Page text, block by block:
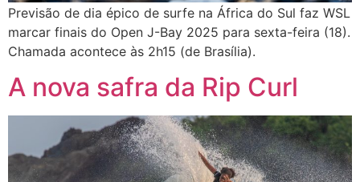
Previsão de dia épico de surfe na África do Sul faz WSL
marcar finais do Open J-Bay 2025 para sexta-feira (18).
Chamada acontece às 2h15 (de Brasília).
A nova safra da Rip Curl